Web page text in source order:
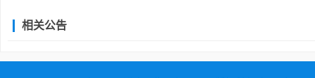
相关公告